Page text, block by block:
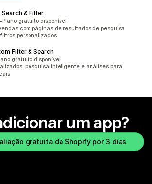
Search & Filter
ao todo
•Plano gratuito disponível
com páginas de resultados de pesquisa
personalizados
Filter & Search
ao todo
gratuito disponível
pesquisa inteligente e análises para
um app?
gratuita da Shopify por 3 dias